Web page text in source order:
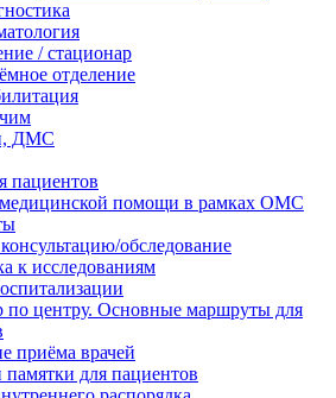
/ стационар
отделение
ДМС
пациентов
помощи в рамках ОМС
обследование
к исследованиям
по центру. Основные маршруты для
приёма врачей
для пациентов